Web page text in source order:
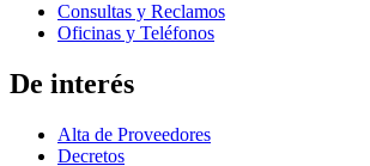
Consultas y Reclamos
Oficinas y Teléfonos
De interés
Alta de Proveedores
Decretos